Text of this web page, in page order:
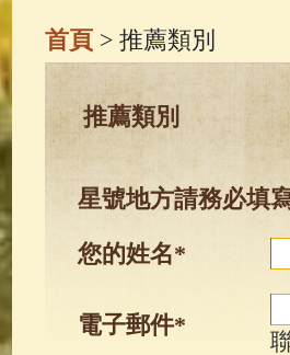
首頁> 推薦類別
推薦類別
星號地方請務必填
您的姓名*
電子郵件*